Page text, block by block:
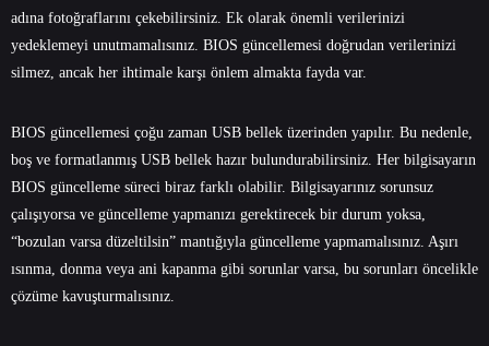
adına fotoğraflarını çekebilirsiniz. Ek olarak önemli verilerinizi
yedeklemeyi unutmamalısınız. BIOS güncellemesi doğrudan verilerinizi
silmez, ancak her ihtimale karşı önlem almakta fayda var.
BIOS güncellemesi çoğu zaman USB bellek üzerinden yapılır. Bu nedenle,
boş ve formatlanmış USB bellek hazır bulundurabilirsiniz. Her bilgisayarın
BIOS güncelleme süreci biraz farklı olabilir. Bilgisayarınız sorunsuz
çalışıyorsa ve güncelleme yapmanızı gerektirecek bir durum yoksa,
“bozulan varsa düzeltilsin” mantığıyla güncelleme yapmamalısınız. Aşırı
ısınma, donma veya ani kapanma gibi sorunlar varsa, bu sorunları öncelikle
çözüme kavuşturmalısınız.